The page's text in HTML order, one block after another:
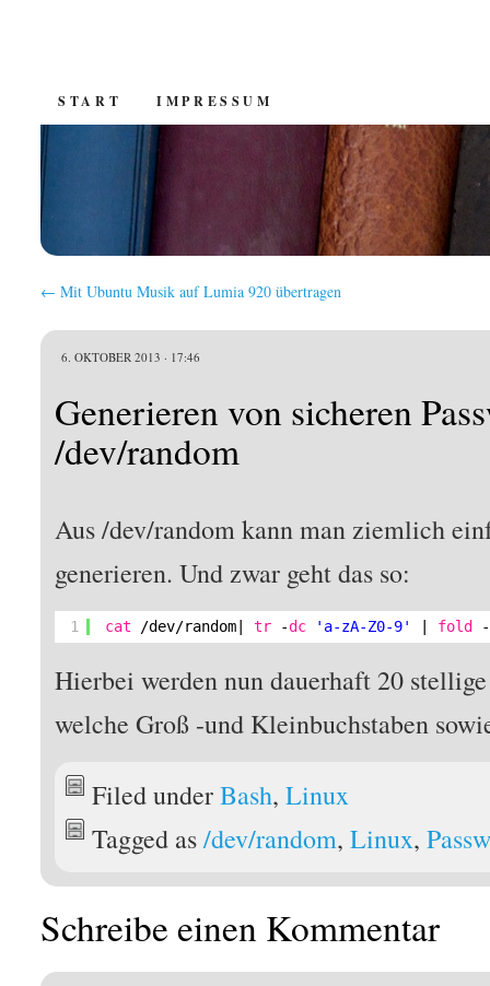
SKIP
CONTENT
START IMPRESSUM
← Mit Ubuntu Musik auf Lumia 920 übertragen
6. OKTOBER 2013 · 17:46
Generieren von sicheren
/dev/random
Aus /dev/random kann man ziemlich
generieren. Und zwar geht das so:
1 cat /dev/random | tr -dc 'a-zA-Z0-9' fold
Hierbei werden nun dauerhaft 20
welche Groß -und Kleinbuchstaben
Filed underBash,Linux
Tagged as/dev/random,Linux,
Schreibe einen Kommentar